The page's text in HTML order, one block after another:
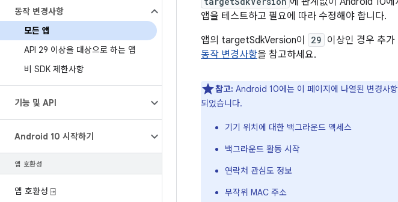
동작 변경사항
모든 앱
API 29 이상을 대상으로 하는 앱
비 SDK 제한사항
기능 및 API
Android 10 시작하기
앱 호환성
앱 호환성 ⍈
앱을 테스트하고 필요에 따라 수정해야 합니다.
앱의 targetSdkVersion이
29 이상인 경우 추
동작 변경사항을 참고하세요.
참고: Android 10에는 이 페이지에 나열된 변경사
되었습니다.
기기 위치에 대한 백그라운드 액세스
백그라운드 활동 시작
연락처 관심도 정보
무작위 MAC 주소